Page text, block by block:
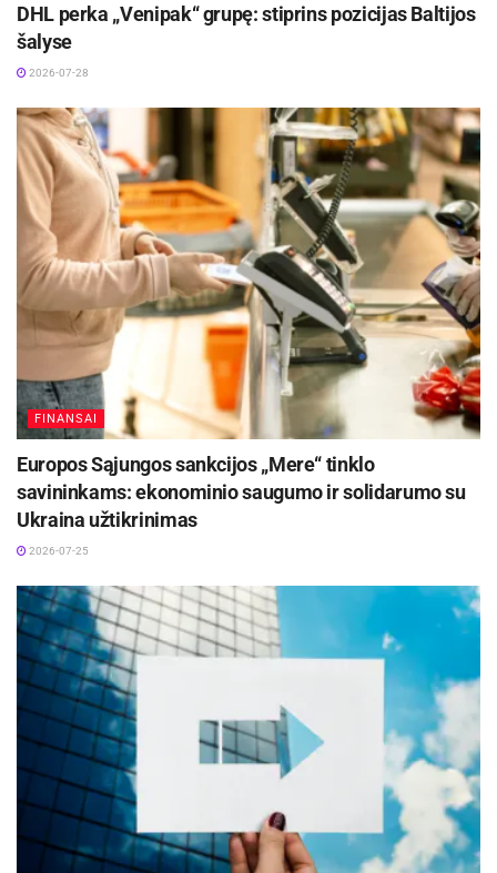
DHL perka „Venipak“ grupę: stiprins pozicijas Baltijos
šalyse
2026-07-28
FINANSAI
Europos Sąjungos sankcijos „Mere“ tinklo
savininkams: ekonominio saugumo ir solidarumo su
Ukraina užtikrinimas
2026-07-25